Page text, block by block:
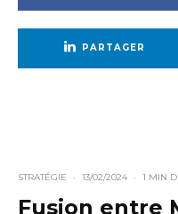
PARTAGER
STRATÉGIE · 13/02/2024 · 1 MIN
Fusion entre